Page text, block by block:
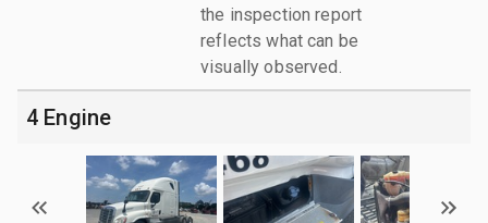
the inspection report
reflects what can be
visually observed.
4 Engine